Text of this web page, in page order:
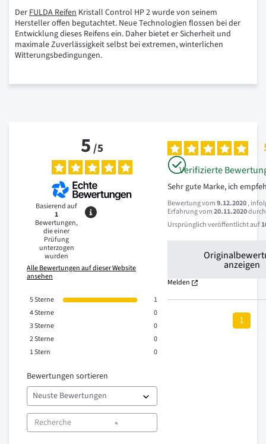
DerFULDA Reifen Kristall Control HP 2 wurde von seinem
Hersteller offen begutachtet. Neue Technologien flossen bei der
Entwicklung dieses Reifens ein. Daher bietet er Sicherheit und
maximale Zuverlässigkeit selbst bei extremen, winterlichen
Witterungsbedingungen.
5/5
Basierend auf
1
Bewertungen,
die einer
Prüfung
unterzogen
wurden
Alle Bewertungen auf dieser Website
ansehen
5Sterne
1
4Sterne
0
3Sterne
0
2Sterne
0
1Stern 0
Bewertungen sortieren
Verifizierte
Sehr gute Marke, ich
Bewertung vom9.12.2020,
Erfahrung vom20.11.2020
Ursprünglich veröffentlicht auf
anzeigen
Melden
1